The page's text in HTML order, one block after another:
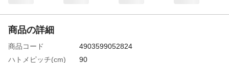
商品の詳細
商品コード
4903599052824
ハトメピッチ(cm)
90